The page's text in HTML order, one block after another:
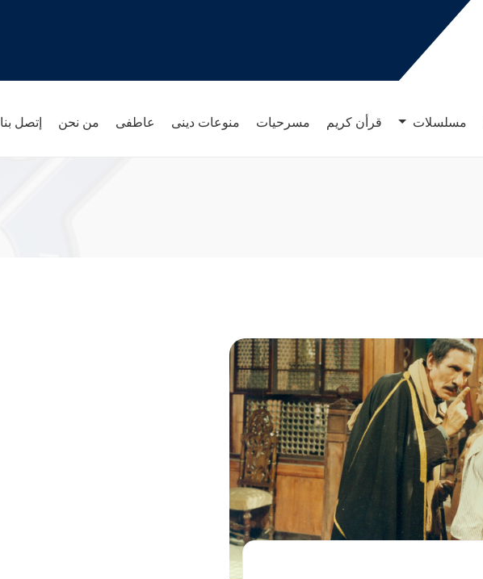
مسلسلات قرأن كريم مسرحيات منوعات دينى عاطفى من نحن إتصل بنا